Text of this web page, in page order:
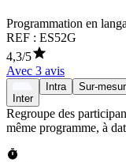
Programmation en
REF : ES52G
4,3/5
Avec 3 avis
Inter
Intra Sur-
Regroupe des
même programme, à